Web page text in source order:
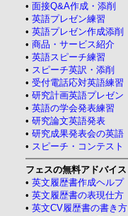
• 面接Q&A作成・添削
• 英語プレゼン練習
• 英語プレゼン作成添削
• 商品・サービス紹介
• 英語スピーチ練習
• スピーチ英訳・添削
• 受付電話応対英語練習
• 研究計画英語プレゼン
• 英語の学会発表練習
• 研究論文英語発表
• 研究成果発表会の英語
• スピーチ・コンテスト
フェスの無料アドバイス
• 英文履歴書作成ヘルプ
• 英文履歴書の表現仕方
• 英文CV履歴書の書き方